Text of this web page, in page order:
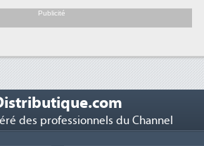
les...
Publicité
des professionnels du Channel